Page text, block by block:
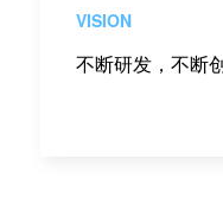
VISION
不断研发，不断